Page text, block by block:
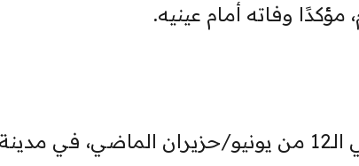
وفاته أمام عينيه.
قضية عشال الجعدني، الذي تم اختطافة في الـ12 من يونيو/حزيران الماضي، في